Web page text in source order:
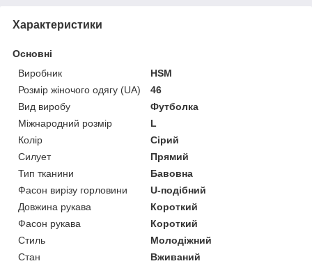
Характеристики
Основні
Виробник
HSM
Розмір жіночого одягу (UA)
46
Вид виробу
Футболка
Міжнародний розмір
L
Колір
Сірий
Силует
Прямий
Тип тканини
Бавовна
Фасон вирізу горловини
U-подібний
Довжина рукава
Короткий
Фасон рукава
Короткий
Стиль
Молодіжний
Стан
Вживаний